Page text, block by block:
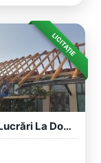
LICITAȚIE
Execut Lucrări La Domiciliu Tot Ce Aparț...